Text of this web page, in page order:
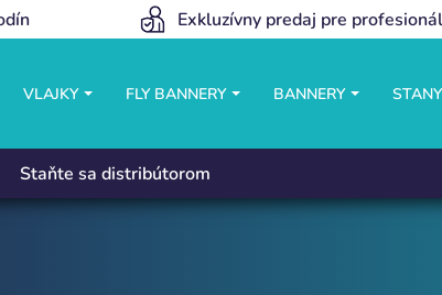
Exkluzívny predaj pre
VLAJKY FLY BANNERY BANNERY STANY
Staňte sa distribútorom